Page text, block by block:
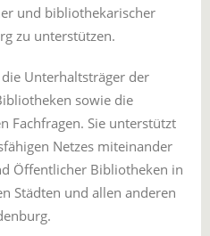
und bibliothekarischer
zu unterstützen.
Unterhaltsträger der
sowie die
Fachfragen. Sie unterstützt
Netzes miteinander
Öffentlicher Bibliotheken in
Städten und allen anderen